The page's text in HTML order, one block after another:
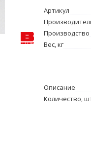
Артикул
Производство
Вес, кг
Описание
Количество,